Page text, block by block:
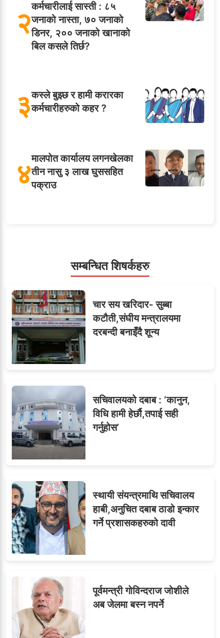
२कर्मचारीलाई सास्ती : ८५
जनाको नास्ता, ७० जनाको
डिनर, २०० जनाको खानाको
बिल कसले तिर्छ?
३कस्ले बुझ्छ र हामी करारका
कर्मचारीहरुको कहर ?
४मालपोत कार्यालय लगनखेलका
तीन नासु ३ लाख घुससहित
पक्राउ
६सहसचिवमा प्रथम भएका
विजयकुमार शर्माको लोकसेवा
टिप्स
७
८जुनियरलाई दोहोरो जिम्मेवारी,
मन्त्रालयभित्र असन्तुष्टि
९ ओएनएमका नाममा अत्याचार :
सब–इन्जिनियरहरुको गम्भीर
ध्यानाकर्षण
सम्बन्धित शिषर्कहरु
चार सय खरिदार- सुब्बा
कटौती,संघीय मन्त्रालयमा
दरबन्दी बनाइँदै शून्य
सचिवालयको दबाब : ‘कानुन,
विधि हामी हेर्छौ,तपाई सही
गर्नुहोस’
स्थायी संयन्त्रमाथि सचिवालय
हाबी,अनुचित दबाब ठाडो इन्कार
गर्ने प्रशासकहरुको दावी
पूर्वमन्त्री गोविन्दराज जोशीले
अब जेलमा बस्न नपर्ने